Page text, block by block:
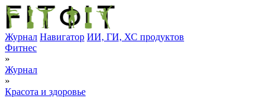
Журнал Навигатор ИИ, ГИ, ХС продуктов
Фитнес
»
Журнал
»
Красота и здоровье